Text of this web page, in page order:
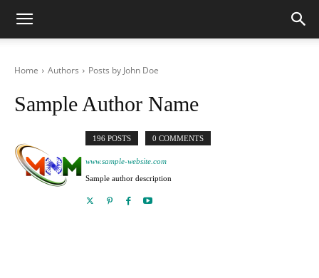
Home Authors Posts by John Doe
Sample Author Name
196 POSTS 0 COMMENTS
www.sample-website.com
Sample author description